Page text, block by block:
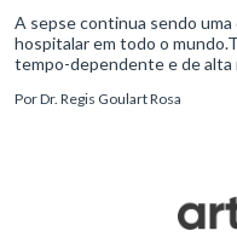
A sepse continua sendo
hospitalar em todo o
tempo-dependente e de alta
para o desfe
PorDr. Regis Goulart Rosa